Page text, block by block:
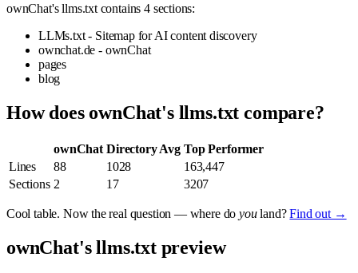
ownChat's llms.txt contains 4 sections:
LLMs.txt - Sitemap for AI content discovery
ownchat.de - ownChat
pages
blog
How does ownChat's llms.txt compare?
ownChat Directory Avg Top Performer
Lines
88 1028
163,447
Sections 2 17 3207
Cool table. Now the real question — where doyouland?Find out →
ownChat's llms.txt preview